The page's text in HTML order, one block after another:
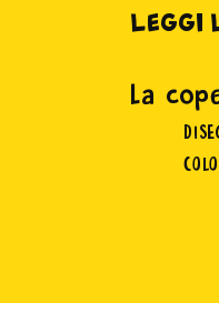
LEGGI
La